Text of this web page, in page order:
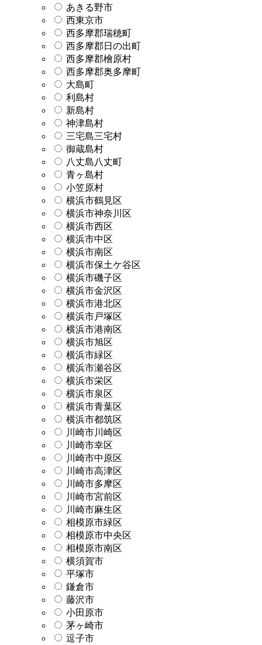
あきる野市
西東京市
西多摩郡瑞穂町
西多摩郡日の出町
西多摩郡檜原村
西多摩郡奥多摩町
大島町
利島村
新島村
神津島村
三宅島三宅村
御蔵島村
八丈島八丈町
青ヶ島村
小笠原村
横浜市鶴見区
横浜市神奈川区
横浜市西区
横浜市中区
横浜市南区
横浜市保土ケ谷区
横浜市磯子区
横浜市金沢区
横浜市港北区
横浜市戸塚区
横浜市港南区
横浜市旭区
横浜市緑区
横浜市瀬谷区
横浜市栄区
横浜市泉区
横浜市青葉区
横浜市都筑区
川崎市川崎区
川崎市幸区
川崎市中原区
川崎市高津区
川崎市多摩区
川崎市宮前区
川崎市麻生区
相模原市緑区
相模原市中央区
相模原市南区
横須賀市
平塚市
鎌倉市
藤沢市
小田原市
茅ヶ崎市
逗子市